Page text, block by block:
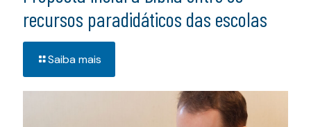
recursos paradidáticos das escolas
Saiba mais